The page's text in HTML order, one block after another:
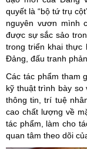
quyết là “bộ tứ trụ
nguyên vươn mình
được sự sắc sảo
trong triển khai thực
Đảng, đấu tranh
Các tác phẩm tham
kỹ thuật trình bày
thông tin, trí tuệ
cao chất lượng về
tác phẩm, làm cho
quan tâm theo dõi